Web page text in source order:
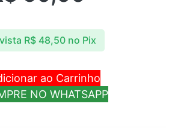
R$ 48,50 no Pix
ao Carrinho
NO WHATSAPP